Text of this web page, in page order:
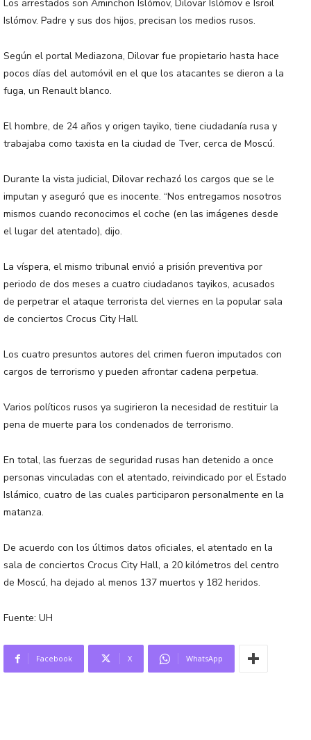
Los arrestados son Aminchon Islómov, Dilovar Islómov e Isroil
Islómov. Padre y sus dos hijos, precisan los medios rusos.
Según el portal Mediazona, Dilovar fue propietario hasta hace
pocos días del automóvil en el que los atacantes se dieron a la
fuga, un Renault blanco.
El hombre, de 24 años y origen tayiko, tiene ciudadanía rusa y
trabajaba como taxista en la ciudad de Tver, cerca de Moscú.
Durante la vista judicial, Dilovar rechazó los cargos que se le
imputan y aseguró que es inocente. “Nos entregamos nosotros
mismos cuando reconocimos el coche (en las imágenes desde
el lugar del atentado), dijo.
La víspera, el mismo tribunal envió a prisión preventiva por
periodo de dos meses a cuatro ciudadanos tayikos, acusados
de perpetrar el ataque terrorista del viernes en la popular sala
de conciertos Crocus City Hall.
Los cuatro presuntos autores del crimen fueron imputados con
cargos de terrorismo y pueden afrontar cadena perpetua.
Varios políticos rusos ya sugirieron la necesidad de restituir la
pena de muerte para los condenados de terrorismo.
En total, las fuerzas de seguridad rusas han detenido a once
personas vinculadas con el atentado, reivindicado por el Estado
Islámico, cuatro de las cuales participaron personalmente en la
matanza.
De acuerdo con los últimos datos oficiales, el atentado en la
sala de conciertos Crocus City Hall, a 20 kilómetros del centro
de Moscú, ha dejado al menos 137 muertos y 182 heridos.
Fuente: UH
Facebook X WhatsApp